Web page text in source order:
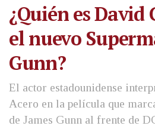
¿Quién es David
el nuevo
Gunn?
El actor estadounidense
Acero en la película que
de James Gunn al frente de